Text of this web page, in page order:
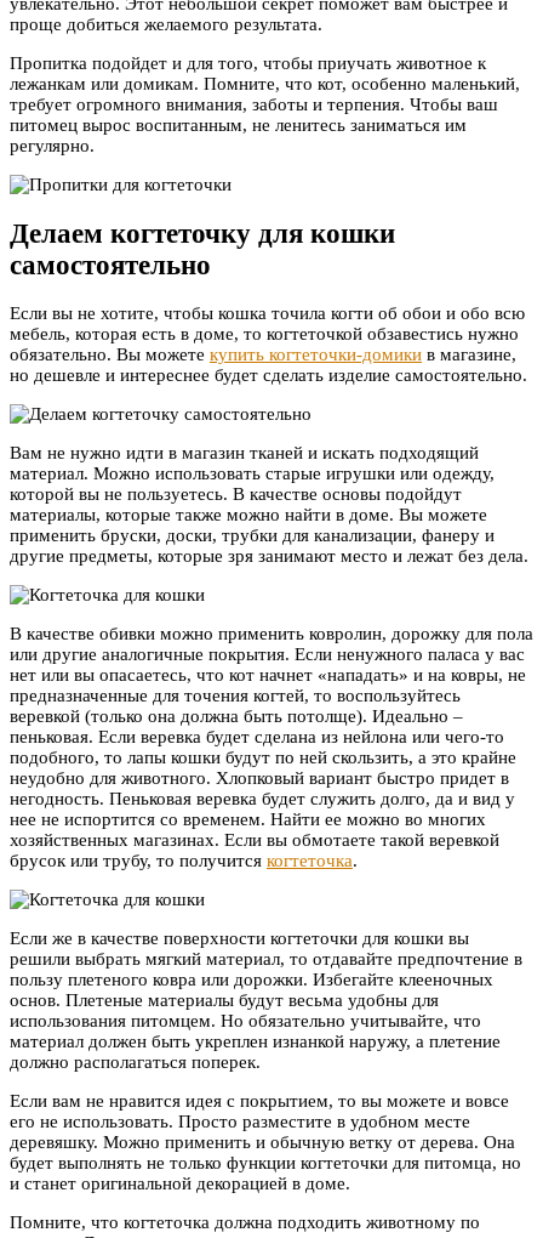
проще добиться желаемого результата.
Пропитка подойдет и для того, чтобы приучать животное к
лежанкам или домикам. Помните, что кот, особенно маленький,
требует огромного внимания, заботы и терпения. Чтобы ваш
питомец вырос воспитанным, не ленитесь заниматься им
регулярно.
Делаем когтеточку для кошки
самостоятельно
Если вы не хотите, чтобы кошка точила когти об обои и обо всю
мебель, которая есть в доме, то когтеточкой обзавестись нужно
обязательно. Вы можете купить когтеточки-домики в магазине,
но дешевле и интереснее будет сделать изделие самостоятельно.
Вам не нужно идти в магазин тканей и искать подходящий
материал. Можно использовать старые игрушки или одежду,
которой вы не пользуетесь. В качестве основы подойдут
материалы, которые также можно найти в доме. Вы можете
применить бруски, доски, трубки для канализации, фанеру и
другие предметы, которые зря занимают место и лежат без дела.
В качестве обивки можно применить ковролин, дорожку для пола
или другие аналогичные покрытия. Если ненужного паласа у вас
нет или вы опасаетесь, что кот начнет «нападать» и на ковры, не
предназначенные для точения когтей, то воспользуйтесь
веревкой (только она должна быть потолще). Идеально –
пеньковая. Если веревка будет сделана из нейлона или чего-то
подобного, то лапы кошки будут по ней скользить, а это крайне
неудобно для животного. Хлопковый вариант быстро придет в
негодность. Пеньковая веревка будет служить долго, да и вид у
нее не испортится со временем. Найти ее можно во многих
хозяйственных магазинах. Если вы обмотаете такой веревкой
брусок или трубу, то получится когтеточка.
Если же в качестве поверхности когтеточки для кошки вы
решили выбрать мягкий материал, то отдавайте предпочтение в
пользу плетеного ковра или дорожки. Избегайте клееночных
основ. Плетеные материалы будут весьма удобны для
использования питомцем. Но обязательно учитывайте, что
материал должен быть укреплен изнанкой наружу, а плетение
должно располагаться поперек.
Если вам не нравится идея с покрытием, то вы можете и вовсе
его не использовать. Просто разместите в удобном месте
деревяшку. Можно применить и обычную ветку от дерева. Она
будет выполнять не только функции когтеточки для питомца, но
и станет оригинальной декорацией в доме.
Помните, что когтеточка должна подходить животному по